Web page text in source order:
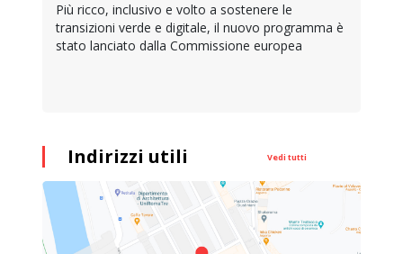
Più ricco, inclusivo e volto a sostenere le
transizioni verde e digitale, il nuovo programma è
stato lanciato dalla Commissione europea
Indirizzi utili Vedi tutti